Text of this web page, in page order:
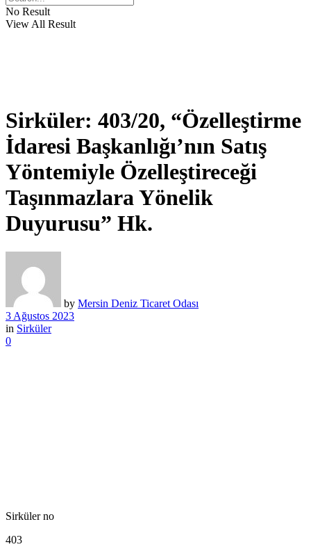
No Result
View All Result
Sirküler: 403/20, “Özelleştirme
İdaresi Başkanlığı’nın Satış
Yöntemiyle Özelleştireceği
Taşınmazlara Yönelik
Duyurusu” Hk.
by Mersin Deniz Ticaret Odası
3 Ağustos 2023
in Sirküler
0
Sirküler no
403